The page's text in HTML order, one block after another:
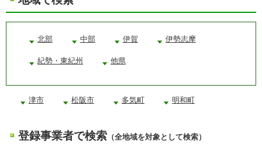
北部 中部 伊賀 伊勢志摩
紀勢・東紀州 他県
津市 松阪市 多気町 明和町
登録事業者で検索 （全地域を対象として検索）